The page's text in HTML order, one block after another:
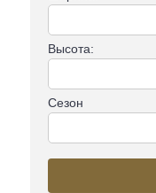
Высота:
Сезон